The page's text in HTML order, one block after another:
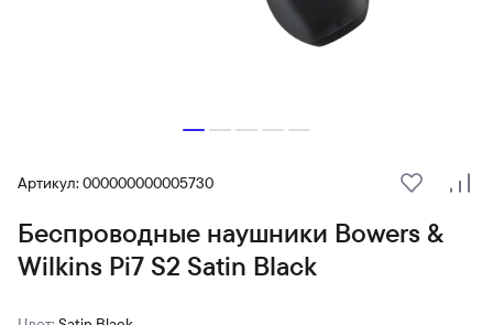
Артикул: 000000000005730
В
Беспроводные наушники Bowers &
Wilkins Pi7 S2 Satin Black